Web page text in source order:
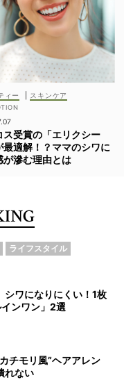
ィー スキンケア
ス受賞の「エリクシー
最適解！？ママのシワに
が滲む理由とは
ライフスタイル
シワになりにくい！1枚
ンワン」2選
チモリ風”ヘアアレン
れない